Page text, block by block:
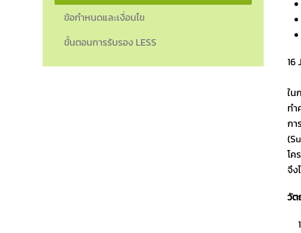
16
ใน
ทำ
กา
โค
จึง
วัต
ข้อกำหนดและเงื่อนไข
ขั้นตอนการรับรอง LESS